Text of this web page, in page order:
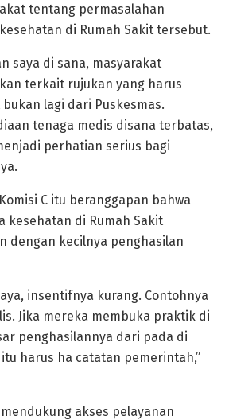
tentang permasalahan
di Rumah Sakit tersebut.
saya di sana, masyarakat
terkait rujukan yang harus
lagi dari Puskesmas.
tenaga medis disana terbatas,
perhatian serius bagi
C itu beranggapan bahwa
kesehatan di Rumah Sakit
dengan kecilnya penghasilan
insentifnya kurang. Contohnya
Jika mereka membuka praktik di
penghasilannya dari pada di
harus ha catatan pemerintah,”
akses pelayanan